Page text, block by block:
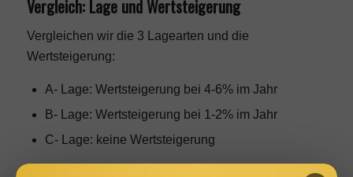
Vergleich: Lage und Wertsteigerung
Vergleichen wir die 3 Lagearten und die
Wertsteigerung:
A- Lage: Wertsteigerung bei 4-6% im Jahr
B- Lage: Wertsteigerung bei 1-2% im Jahr
C- Lage: keine Wertsteigerung